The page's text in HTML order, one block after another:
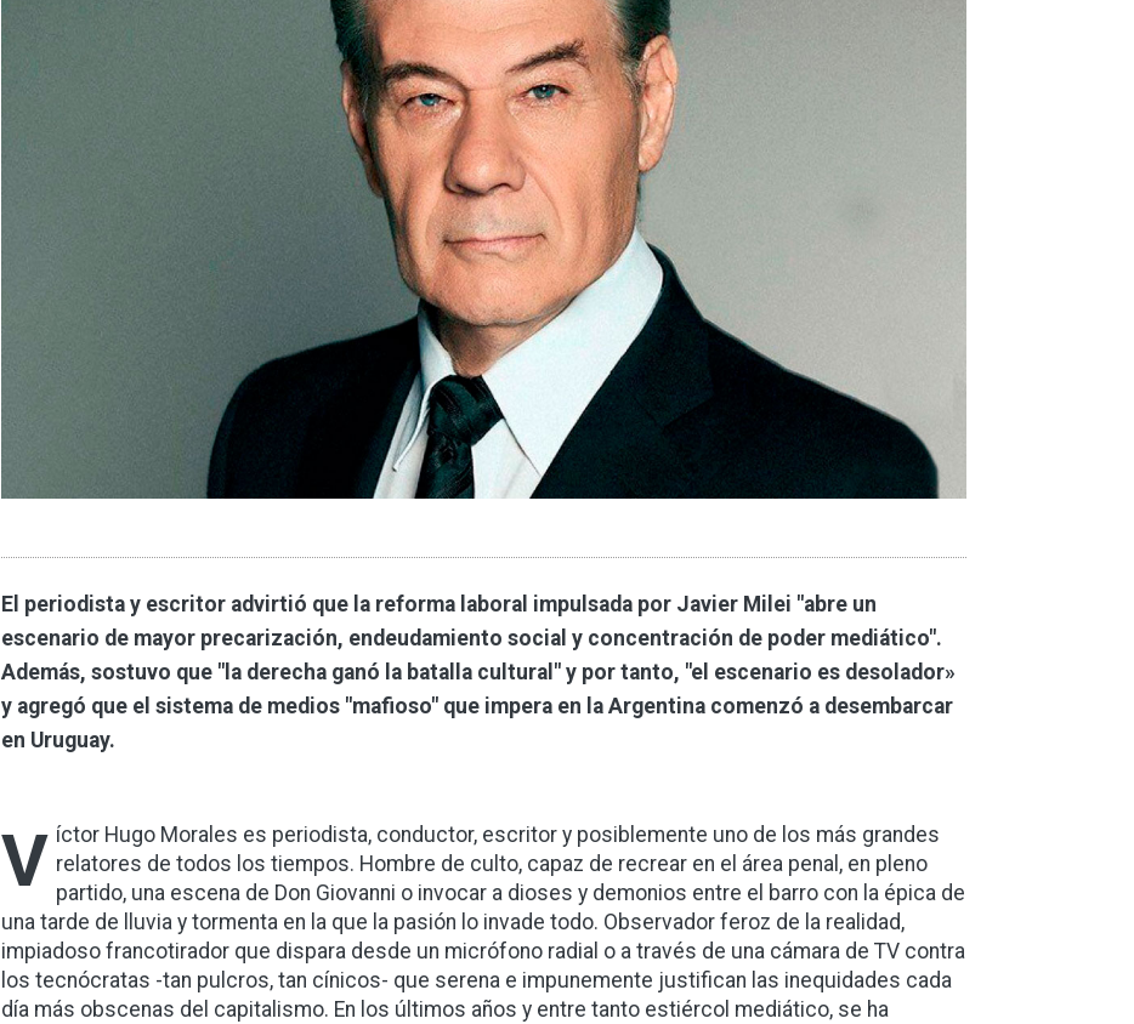
El periodista y escritor advirtió que la reforma laboral impulsada por Javier Milei "abre un
escenario de mayor precarización, endeudamiento social y concentración de poder mediático".
Además, sostuvo que "la derecha ganó la batalla cultural" y por tanto, "el escenario es desolador»
y agregó que el sistema de medios "mafioso" que impera en la Argentina comenzó a desembarcar
en Uruguay.
V íctor Hugo Morales es periodista, conductor, escritor y posiblemente uno de los más grandes
relatores de todos los tiempos. Hombre de culto, capaz de recrear en el área penal, en pleno
partido, una escena de Don Giovanni o invocar a dioses y demonios entre el barro con la épica de
una tarde de lluvia y tormenta en la que la pasión lo invade todo. Observador feroz de la realidad,
impiadoso francotirador que dispara desde un micrófono radial o a través de una cámara de TV contra
los tecnócratas -tan pulcros, tan cínicos- que serena e impunemente justifican las inequidades cada
día más obscenas del capitalismo. En los últimos años y entre tanto estiércol mediático, se ha